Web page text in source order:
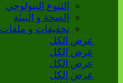
التنوع البيولوجي
الصحة و البيئة
تحقيقات و ملفات
عرض الكل
عرض الكل
عرض الكل
عرض الكل